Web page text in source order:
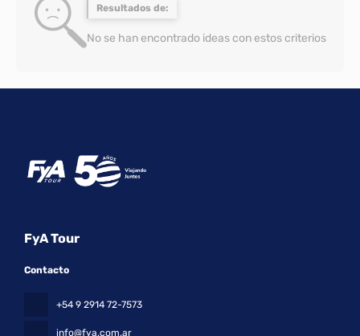
Resultados de:
No se han encontrado ideas con estos criterios
FyA Tour
Contacto
+54 9 2914 72-7573
info@fya.com.ar